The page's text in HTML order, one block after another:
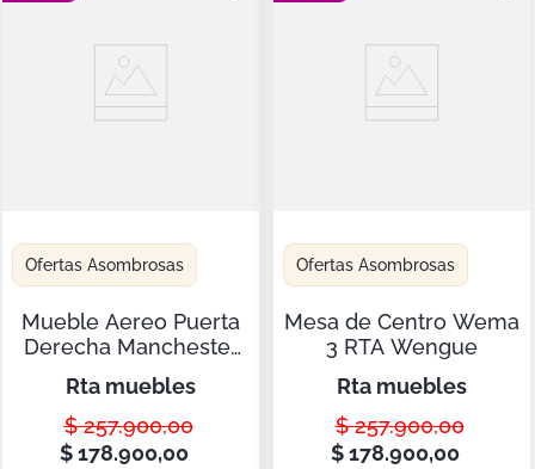
Ofertas Asombrosas
Mueble Aereo Puerta
Derecha Manchester
RTA Wengue ZF
rta muebles
$ 257.900,00
$178.900,00
Ofertas Asombrosas
Mesa de Centro Wema
3 RTA Wengue
rta muebles
$ 257.900,00
$178.900,00